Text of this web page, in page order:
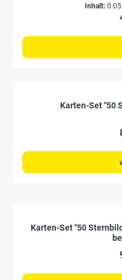
Inhalt:
Karten-Set "50
Karten-Set "50